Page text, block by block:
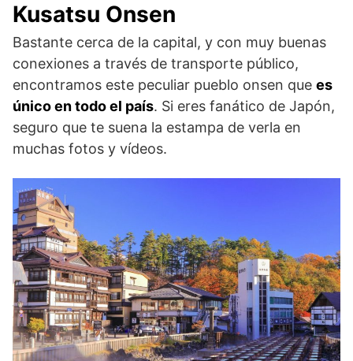
Kusatsu Onsen
Bastante cerca de la capital, y con muy buenas
conexiones a través de transporte público,
encontramos este peculiar pueblo onsen que es
único en todo el país. Si eres fanático de Japón,
seguro que te suena la estampa de verla en
muchas fotos y vídeos.